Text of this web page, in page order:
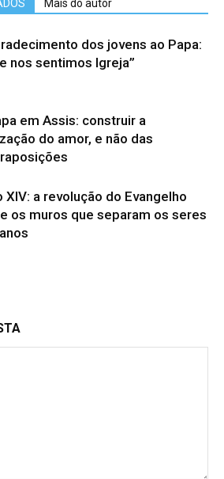
Mais do autor
dos jovens ao Papa:
nos sentimos Igreja”
em Assis: construir a
do amor, e não das
XIV: a revolução do Evangelho
os muros que separam os seres